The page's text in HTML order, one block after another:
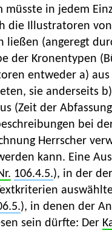
in jedem
die Illustratoren
(angeregt
der Kronentypen
entweder a)
sie anderseits
(Zeit der
bei
Herrscher
kann. Eine
106.4.5.), in der
), in denen der
sein dürfte: Der